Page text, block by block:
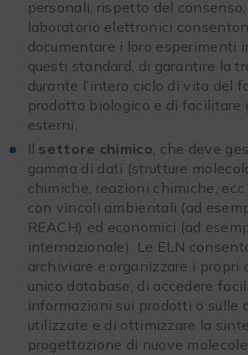
personali, rispetto del consenso,
laboratorio elettronici
documentare i loro esperimenti
questi standard, di garantire la
durante l’intero ciclo di vita del
prodotto biologico e di facilitare
esterni.
Il settore chimico, che deve
gamma di dati (strutture
chimiche, reazioni chimiche,
con vincoli ambientali (ad
REACH) ed economici (ad
internazionale). Le ELN
archiviare e organizzare i propri
unico database, di accedere
informazioni sui prodotti o sulle
utilizzate e di ottimizzare la
progettazione di nuove